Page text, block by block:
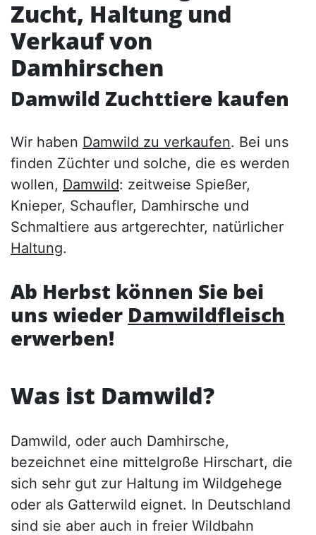
Zucht, Haltung und
Verkauf von
Damhirschen
Damwild Zuchttiere kaufen
Wir haben Damwild zu verkaufen. Bei uns
finden Züchter und solche, die es werden
wollen, Damwild: zeitweise Spießer,
Knieper, Schaufler, Damhirsche und
Schmaltiere aus artgerechter, natürlicher
Haltung.
Ab Herbst können Sie bei
uns wieder Damwildfleisch
erwerben!
Was ist Damwild?
Damwild, oder auch Damhirsche,
bezeichnet eine mittelgroße Hirschart, die
sich sehr gut zur Haltung im Wildgehege
oder als Gatterwild eignet. In Deutschland
sind sie aber auch in freier Wildbahn